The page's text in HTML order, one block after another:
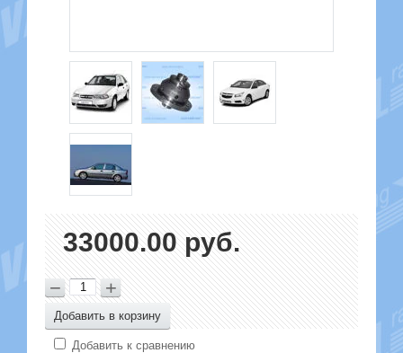
33000.00 руб.
− +
Добавить в корзину
Добавить к сравнению